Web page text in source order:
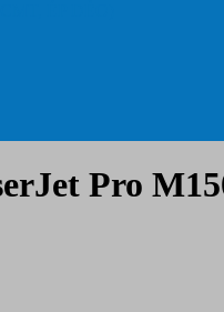
Pro